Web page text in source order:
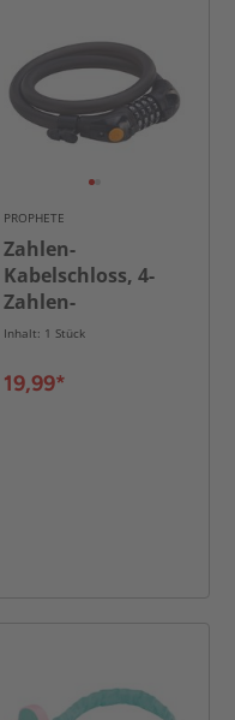
PROPHETE
Zahlen-
Kabelschloss, 4-
Zahlen-
Kombination,
Inhalt: 1 Stück
19,99*